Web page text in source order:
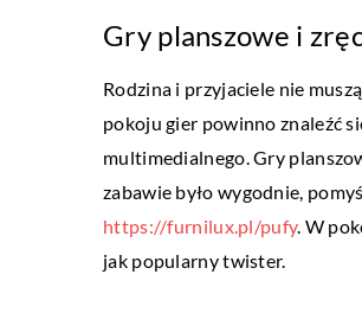
Gry planszowe i
Rodzina i przyjaciele nie
pokoju gier powinno znaleźć
multimedialnego. Gry
zabawie było wygodnie,
https://furnilux.pl/pufy. W
jak popularny twister.